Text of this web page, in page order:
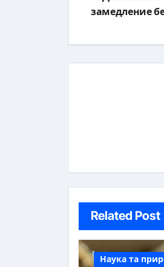
по
замедление
Related Post
Наука та